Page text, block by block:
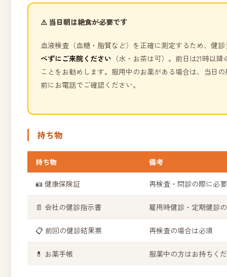
⚠️ 当日朝は絶食が必要です
血液検査（血糖・脂質など）を正確に測定するため、健
べずにご来院ください （水・お茶は可）。前日は21時以
ことをお勧めします。服用中のお薬がある場合は、当日
前にお電話でご確認ください。
持ち物
持ち物 備考
🪪 健康保険証 再検査・問診の際に必要
📄 会社の健診指示書 雇用時健診・定期健診
📋 前回の健診結果票 再検査の場合は必須
💊 お薬手帳 服薬中の方はお持ちく